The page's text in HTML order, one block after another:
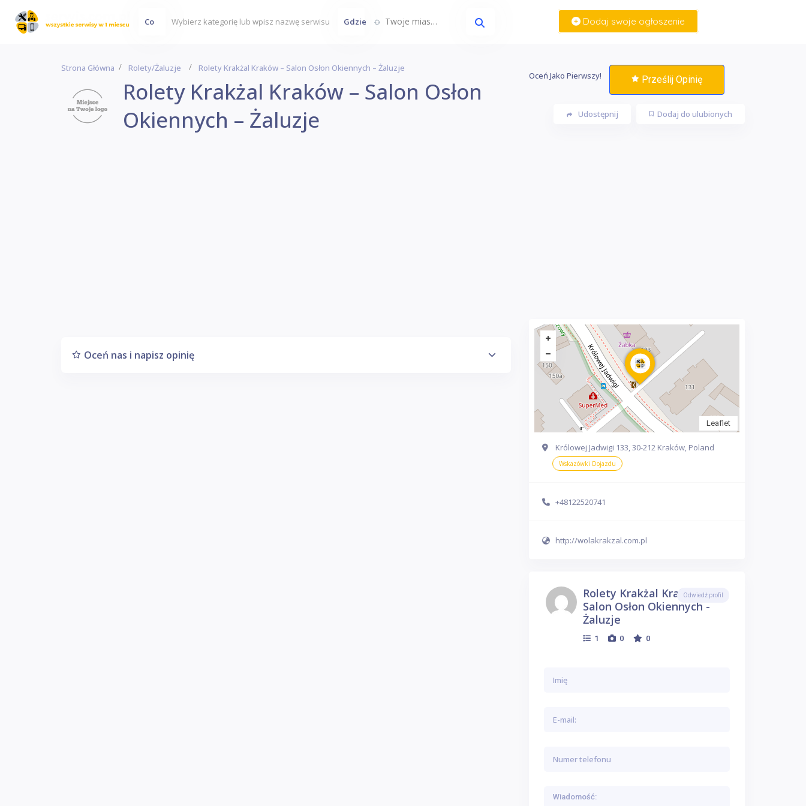
Co Gdzie Twoje miasto... Dodaj swoje ogłoszenie
Strona Główna Rolety/Żaluzje Rolety Krakżal Kraków – Salon Osłon Okiennych – Żaluzje
Rolety Krakżal Kraków – Salon Osłon
Okiennych – Żaluzje
Oceń Jako Pierwszy! Prześlij Opinię
Dodaj do ulubionych
Udostępnij
Oceń nas i napisz opinię
Leaflet
Królowej Jadwigi 133, 30-212 Kraków, Poland
Wskazówki Dojazdu
+48122520741
http://wolakrakzal.com.pl
Rolety Krakżal Kraków -
Salon Osłon Okiennych -
Żaluzje
1 0 0
Odwiedź profil